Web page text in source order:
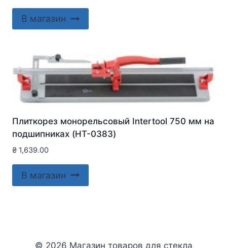
В магазин
Плиткорез монорельсовый Intertool 750 мм на
подшипниках (HT-0383)
₴ 1,639.00
В магазин
© 2026 Магазин товаров для стекла